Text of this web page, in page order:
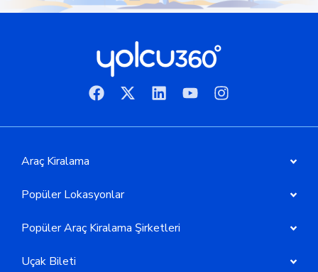
Araç Kiralama
Popüler Lokasyonlar
Popüler Araç Kiralama Şirketleri
Uçak Bileti